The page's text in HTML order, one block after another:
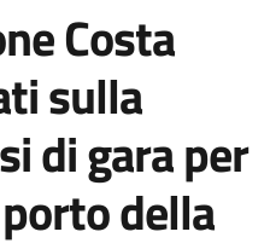
Costa
sulla
di gara per
della